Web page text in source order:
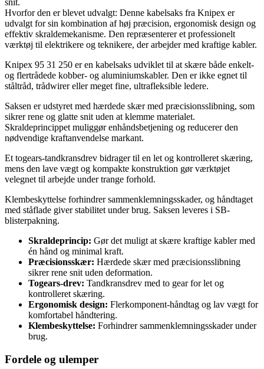
snit.
Hvorfor den er blevet udvalgt: Denne kabelsaks fra Knipex er
udvalgt for sin kombination af høj præcision, ergonomisk design og
effektiv skraldemekanisme. Den repræsenterer et professionelt
værktøj til elektrikere og teknikere, der arbejder med kraftige kabler.
Knipex 95 31 250 er en kabelsaks udviklet til at skære både enkelt-
og flertrådede kobber- og aluminiumskabler. Den er ikke egnet til
ståltråd, trådwirer eller meget fine, ultrafleksible ledere.
Saksen er udstyret med hærdede skær med præcisionsslibning, som
sikrer rene og glatte snit uden at klemme materialet.
Skraldeprincippet muliggør enhåndsbetjening og reducerer den
nødvendige kraftanvendelse markant.
Et togears-tandkransdrev bidrager til en let og kontrolleret skæring,
mens den lave vægt og kompakte konstruktion gør værktøjet
velegnet til arbejde under trange forhold.
Klembeskyttelse forhindrer sammenklemningsskader, og håndtaget
med ståflade giver stabilitet under brug. Saksen leveres i SB-
blisterpakning.
Skraldeprincip: Gør det muligt at skære kraftige kabler med
én hånd og minimal kraft.
Præcisionsskær: Hærdede skær med præcisionsslibning
sikrer rene snit uden deformation.
Togears-drev: Tandkransdrev med to gear for let og
kontrolleret skæring.
Ergonomisk design: Flerkomponent-håndtag og lav vægt for
komfortabel håndtering.
Klembeskyttelse: Forhindrer sammenklemningsskader under
brug.
Fordele og ulemper